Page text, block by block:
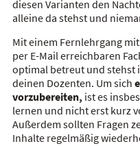
diesen Varianten den
alleine da stehst und
Mit einem Fernlehrgang
per E-Mail erreichbaren
optimal betreut und stehst
deinen Dozenten. Um sich
vorzubereiten, ist es
lernen und nicht erst kurz
Außerdem sollten Fragen
Inhalte regelmäßig